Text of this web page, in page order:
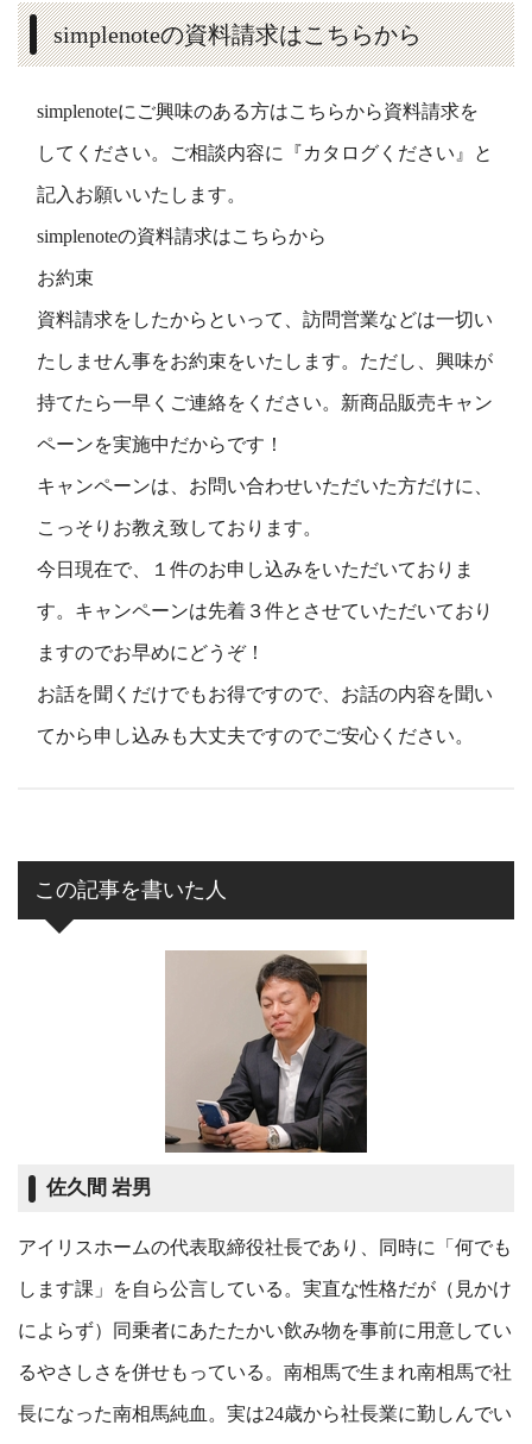
simplenoteの資料請求はこちらから
simplenoteにご興味のある方はこちらから資料請求を
してください。ご相談内容に『カタログください』と
記入お願いいたします。
simplenoteの資料請求はこちらから
お約束
資料請求をしたからといって、訪問営業などは一切い
たしません事をお約束をいたします。ただし、興味が
持てたら一早くご連絡をください。新商品販売キャン
ペーンを実施中だからです！
キャンペーンは、お問い合わせいただいた方だけに、
こっそりお教え致しております。
今日現在で、１件のお申し込みをいただいておりま
す。キャンペーンは先着３件とさせていただいており
ますのでお早めにどうぞ！
お話を聞くだけでもお得ですので、お話の内容を聞い
てから申し込みも大丈夫ですのでご安心ください。
この記事を書いた人
佐久間 岩男
アイリスホームの代表取締役社長であり、同時に「何でも
します課」を自ら公言している。実直な性格だが（見かけ
によらず）同乗者にあたたかい飲み物を事前に用意してい
るやさしさを併せもっている。南相馬で生まれ南相馬で社
長になった南相馬純血。実は24歳から社長業に勤しんでい